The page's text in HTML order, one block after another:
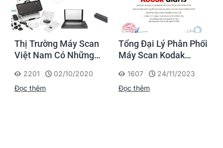
Thị Trường Máy Scan
Việt Nam Có Những
2201
02/10/2020
Đọc thêm
Tổng Đại Lý Phân Phối
Máy Scan Kodak
1607
24/11/2023
Đọc thêm